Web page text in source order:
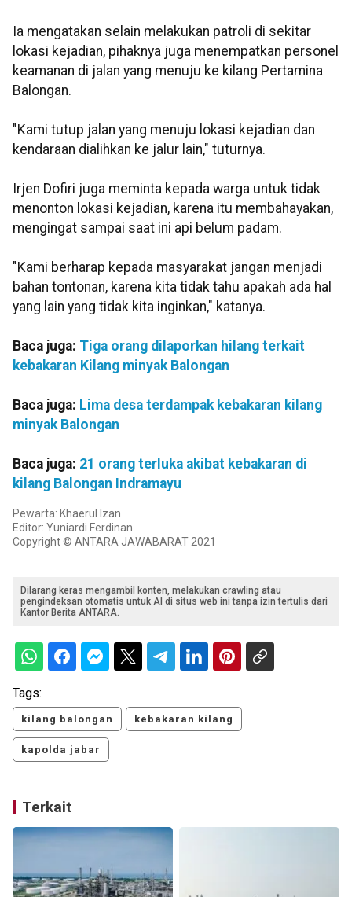
Ia mengatakan selain melakukan patroli di sekitar
lokasi kejadian, pihaknya juga menempatkan personel
keamanan di jalan yang menuju ke kilang Pertamina
Balongan.
"Kami tutup jalan yang menuju lokasi kejadian dan
kendaraan dialihkan ke jalur lain," tuturnya.
Irjen Dofiri juga meminta kepada warga untuk tidak
menonton lokasi kejadian, karena itu membahayakan,
mengingat sampai saat ini api belum padam.
"Kami berharap kepada masyarakat jangan menjadi
bahan tontonan, karena kita tidak tahu apakah ada hal
yang lain yang tidak kita inginkan," katanya.
Baca juga: Tiga orang dilaporkan hilang terkait
kebakaran Kilang minyak Balongan
Baca juga: Lima desa terdampak kebakaran kilang
minyak Balongan
Baca juga: 21 orang terluka akibat kebakaran di
kilang Balongan Indramayu
Pewarta: Khaerul Izan
Editor: Yuniardi Ferdinan
Copyright © ANTARA JAWABARAT 2021
Dilarang keras mengambil konten, melakukan crawling atau
pengindeksan otomatis untuk AI di situs web ini tanpa izin tertulis dari
Kantor Berita ANTARA.
Tags:
kilang balongan kebakaran kilang
kapolda jabar
Terkait